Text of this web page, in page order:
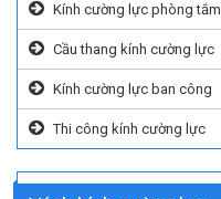
Kính cường lực phòng tắm
Cầu thang kính cường lực
Kính cường lực ban công
Thi công kính cường lực